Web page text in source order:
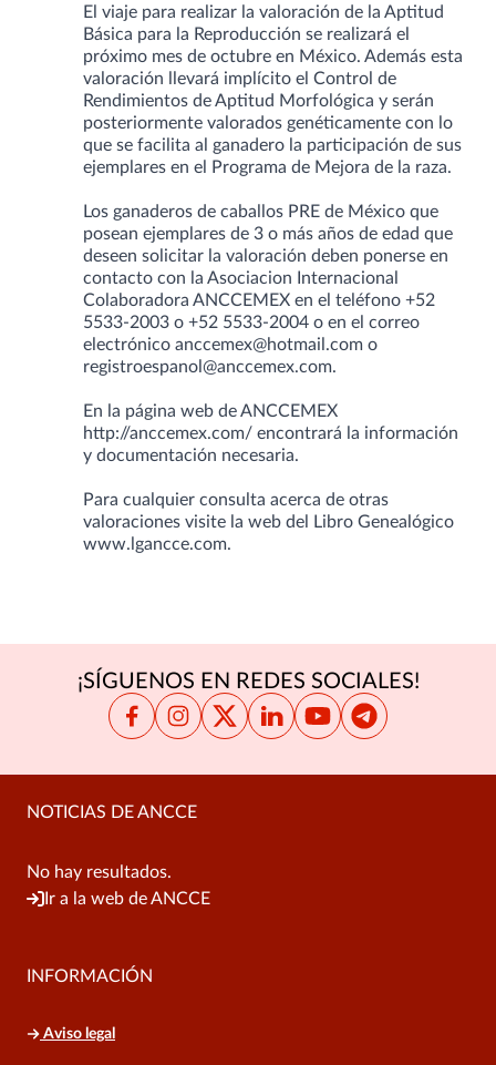
El viaje para realizar la valoración de la Aptitud
Básica para la Reproducción se realizará el
próximo mes de octubre en México. Además esta
valoración llevará implícito el Control de
Rendimientos de Aptitud Morfológica y serán
posteriormente valorados genéticamente con lo
que se facilita al ganadero la participación de sus
ejemplares en el Programa de Mejora de la raza.
Los ganaderos de caballos PRE de México que
posean ejemplares de 3 o más años de edad que
deseen solicitar la valoración deben ponerse en
contacto con la Asociacion Internacional
Colaboradora ANCCEMEX en el teléfono +52
5533-2003 o +52 5533-2004 o en el correo
electrónico anccemex@hotmail.com o
registroespanol@anccemex.com.
En la página web de ANCCEMEX
http://anccemex.com/ encontrará la información
y documentación necesaria.
Para cualquier consulta acerca de otras
valoraciones visite la web del Libro Genealógico
www.lgancce.com.
¡SÍGUENOS EN REDES SOCIALES!
NOTICIAS DE ANCCE
No hay resultados.
Ir a la web de ANCCE
INFORMACIÓN
Aviso legal